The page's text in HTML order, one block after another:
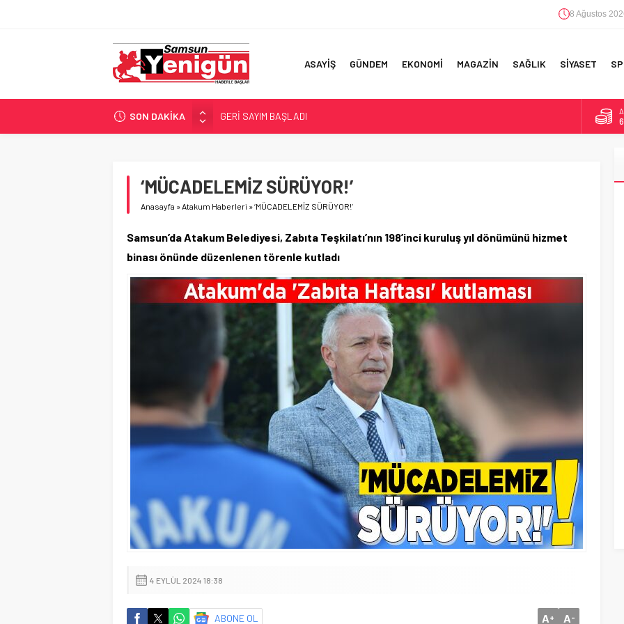
8 Ağustos
ASAYİŞ GÜNDEM EKONOMİ MAGAZİN SAĞLIK SİYASET
SON DAKİKA
GERİ SAYIM BAŞLADI
SAMSUNSPOR’DA HEDEF 5’İNCİLİK!
İŞTE FINDIK FİYATI!
YÖNETİCİ SEÇERKEN YAPILAN EN BÜYÜK HATALAR
‘MÜCADELEMİZ SÜRÜYOR!’
Anasayfa »Atakum Haberleri »‘MÜCADELEMİZ SÜRÜYOR!’
Samsun’da Atakum Belediyesi, Zabıta Teşkilatı’nın 198’inci kuruluş yıl dönümünü hizmet
binası önünde düzenlenen törenle kutladı
4 EYLÜL 2024 18:38
ABONE OL A+ A-